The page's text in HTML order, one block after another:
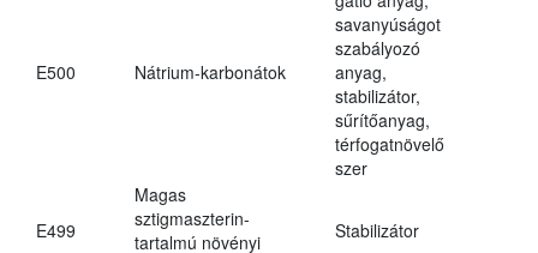
E500 Nátrium-karbonátok
savanyúságot
szabályozó
anyag,
stabilizátor,
sűrítőanyag,
térfogatnövelő
szer
E499
Magas
sztigmaszterin-
tartalmú növényi
Stabilizátor